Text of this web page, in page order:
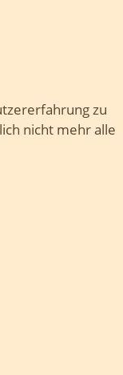
zu
nicht mehr alle